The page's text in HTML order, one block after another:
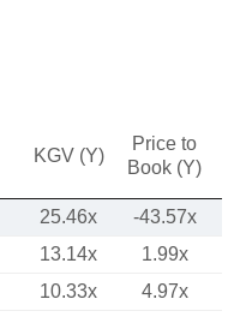
KGV (Y)
Price to
Book (Y)
25.46x -43.57x
13.14x
1.99x
10.33x
4.97x